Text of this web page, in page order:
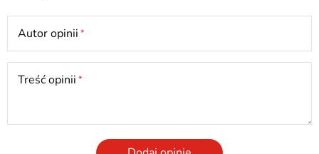
Autor opinii
Treść opinii